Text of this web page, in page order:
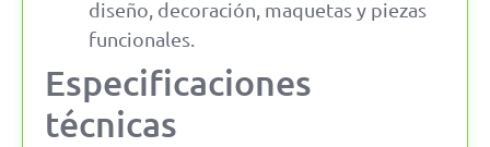
diseño, decoración, maquetas y piezas
funcionales.
Especificaciones
técnicas